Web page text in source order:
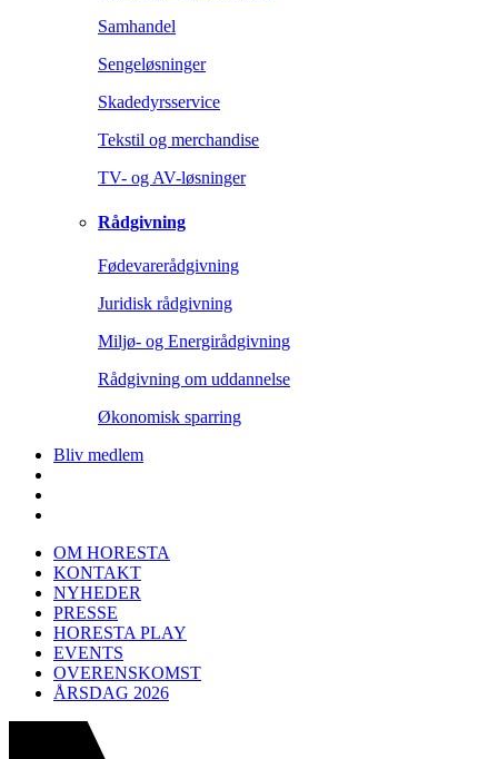
Samhandel
Sengeløsninger
Skadedyrsservice
Tekstil og merchandise
TV- og AV-løsninger
Rådgivning
Fødevarerådgivning
Juridisk rådgivning
Miljø- og Energirådgivning
Rådgivning om uddannelse
Økonomisk sparring
Bliv medlem
OM HORESTA
KONTAKT
NYHEDER
PRESSE
HORESTA PLAY
EVENTS
OVERENSKOMST
ÅRSDAG 2026